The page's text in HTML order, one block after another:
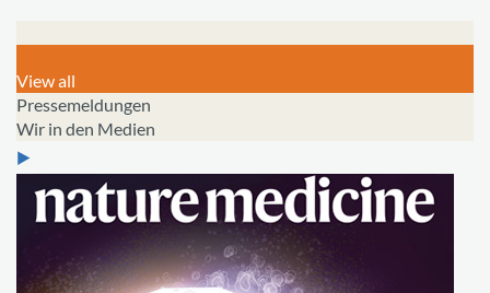
View all
Pressemeldungen
Wir in den Medien